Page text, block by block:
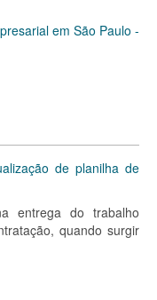
em São Paulo -
de planilha de
entrega do trabalho
quando surgir